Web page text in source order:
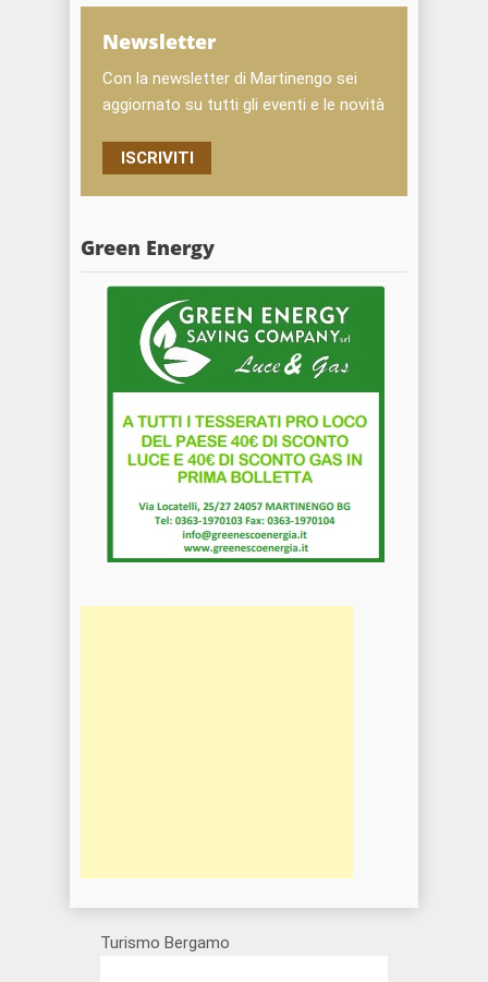
Newsletter
Con la newsletter di Martinengo sei
aggiornato su tutti gli eventi e le novità
ISCRIVITI
Green Energy
Turismo Bergamo